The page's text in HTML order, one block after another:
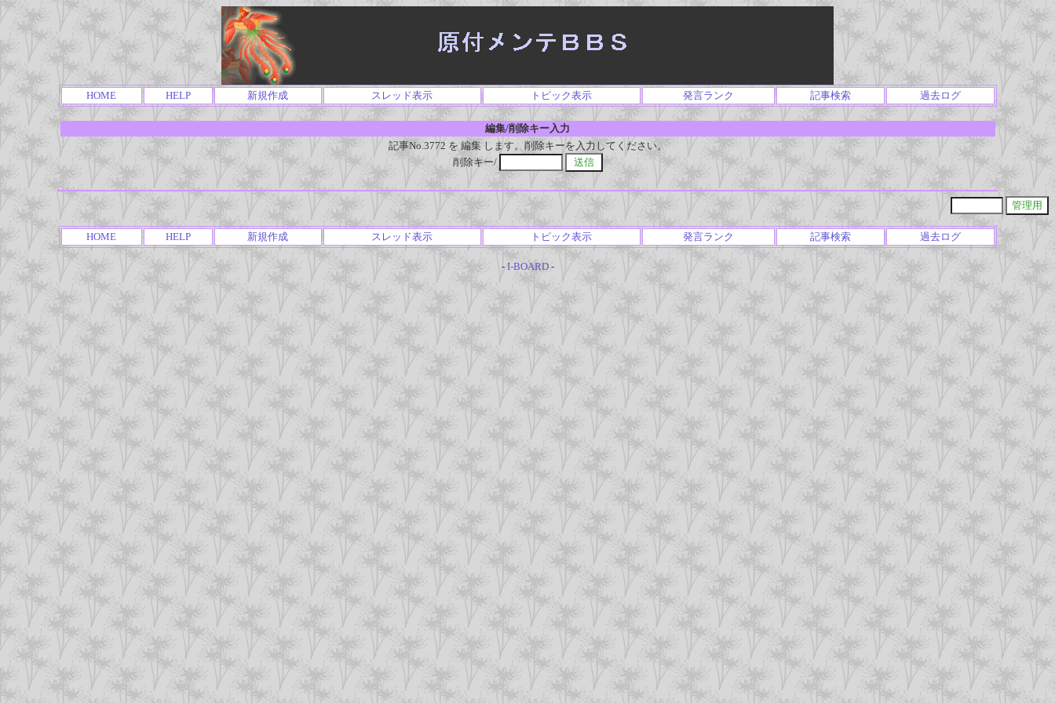
HOME HELP 新規作成 スレッド表示 トピック表示 発言ランク 記事検索 過去ログ
編集/削除キー入力
記事No.3772 を 編集 します。削除キーを入力してください。
削除キー/
HOME HELP 新規作成 スレッド表示 トピック表示 発言ランク 記事検索 過去ログ
- I-BOARD-